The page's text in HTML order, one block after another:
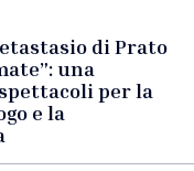
di Prato
una
per la
e la